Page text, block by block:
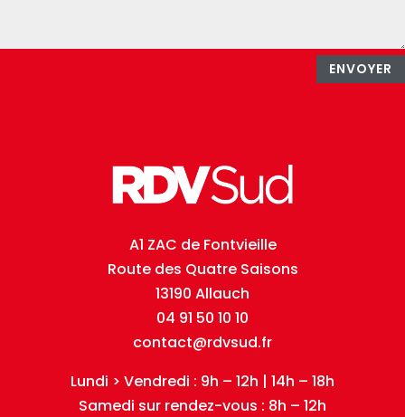
ENVOYER
A1 ZAC de Fontvieille
Route des Quatre Saisons
13190 Allauch
04 91 50 10 10
contact@rdvsud.fr
Lundi > Vendredi : 9h – 12h | 14h – 18h
Samedi sur rendez-vous : 8h – 12h